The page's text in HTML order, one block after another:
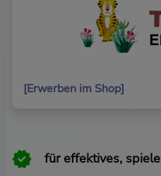
[Erwerben im Shop]
für effektives,